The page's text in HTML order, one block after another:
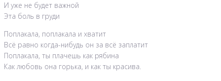
И уже не будет важной
Эта боль в груди
Поплакала, поплакала и хватит
Всё равно когда-нибудь он за всё заплатит
Поплакала, ты плачешь как рябина
Как любовь она горька, и как ты красива.